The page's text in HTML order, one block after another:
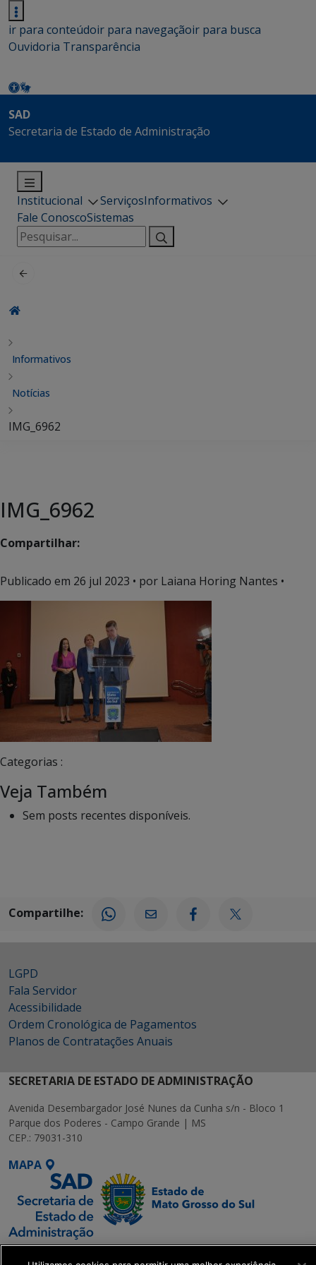
ir para conteúdoir para navegaçãoir para busca
Ouvidoria Transparência
SAD
Secretaria de Estado de Administração
Institucional ServiçosInformativos
Fale ConoscoSistemas
Pesquisar
por:
Informativos
Notícias
IMG_6962
IMG_6962
Compartilhar:
Publicado em 26 jul 2023 • por Laiana Horing Nantes •
Categorias :
Veja Também
Sem posts recentes disponíveis.
Compartilhe:
LGPD
Fala Servidor
Acessibilidade
Ordem Cronológica de Pagamentos
Planos de Contratações Anuais
SECRETARIA DE ESTADO DE ADMINISTRAÇÃO
Avenida Desembargador José Nunes da Cunha s/n - Bloco 1
Parque dos Poderes - Campo Grande | MS
CEP.: 79031-310
MAPA